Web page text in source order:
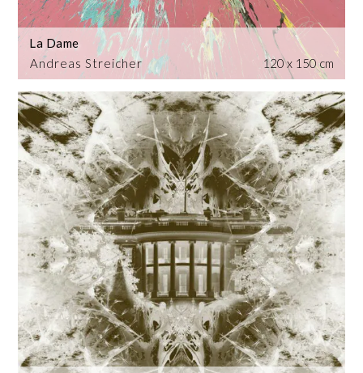
Andreas Streicher
La Dame
120 x 150 cm